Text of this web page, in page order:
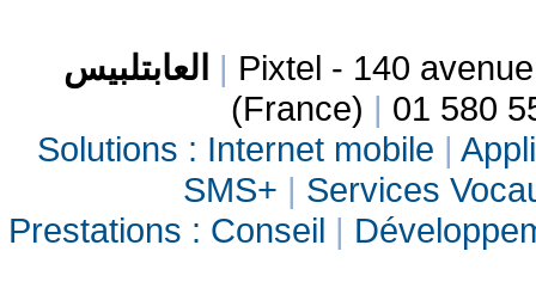
العابتلبيس | Pixtel - 140
(France) | 01 580
Solutions : Internet mobile |
SMS+ | Services
Prestations : Conseil |